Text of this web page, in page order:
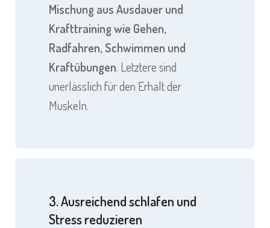
Mischung aus Ausdauer und
Krafttraining wie Gehen,
Radfahren, Schwimmen und
Kraftübungen. Letztere sind
unerlässlich für den Erhalt der
Muskeln.
3. Ausreichend schlafen und
Stress reduzieren